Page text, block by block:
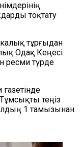
тоқтату
тұрғыдан
Одақ Кеңесі
ресми түрде
теңіз
1 тамызынан